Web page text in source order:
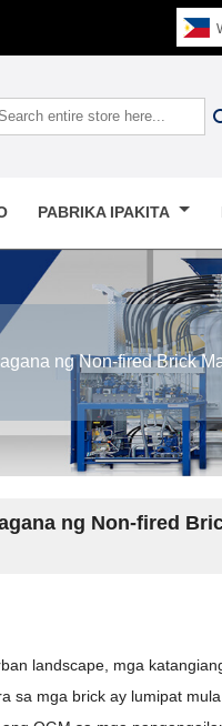
PABRIKA IPAKITA
ng Non-fired Brick
ng Non-fired
landscape, mga
sa mga brick ay lumipat